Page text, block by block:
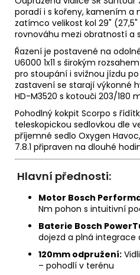
poradí i s kořeny, kamením a
zatímco velikost kol 29"
rovnováhu mezi obratností a
Řazení je postavené na
U6000 1x11 s širokým
pro stoupání i svižnou jízdu
zastavení se starají výkonné
HD-M3520 s kotouči 203/180
Pohodlný kokpit Scorpo s
teleskopickou sedlovkou dle
příjemné sedlo Oxygen
7.8.1 připraven na dlouhé
Hlavní přednosti:
Motor Bosch
Nm pohon s intuitivní
Baterie Bosch
dojezd a plná integrace
120mm odpružení:
– pohodlí v terénu